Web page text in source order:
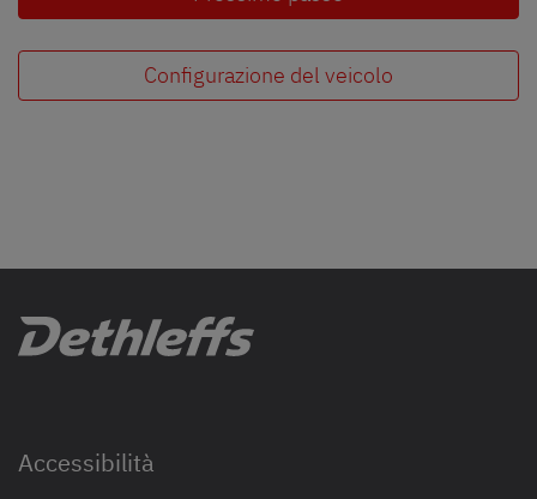
Configurazione del veicolo
Accessibilità